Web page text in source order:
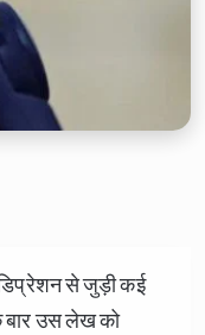
से जुड़ी कई
बार उस लेख को